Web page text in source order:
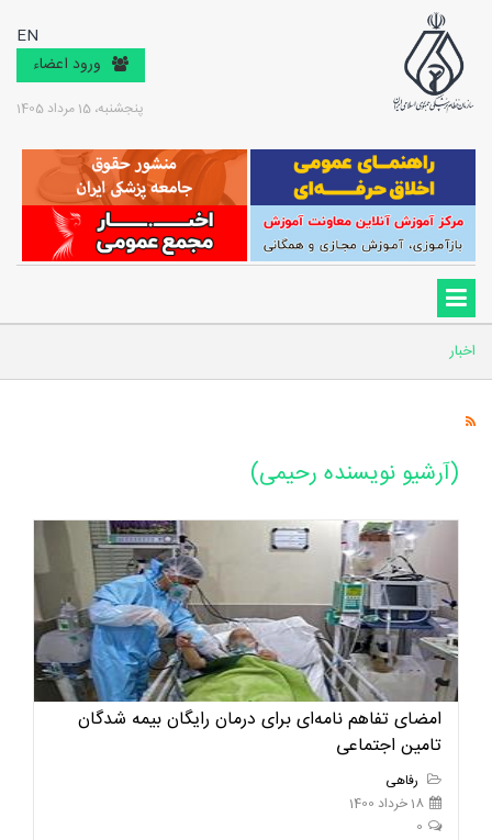
EN
ورود اعضاء
پنجشنبه، 15 مرداد 1405
اخبار
(آرشیو نویسنده رحیمی)
امضای تفاهم نامه‌ای برای درمان رایگان بیمه شدگان
تامین اجتماعی
رفاهی
18 خرداد 1400
0